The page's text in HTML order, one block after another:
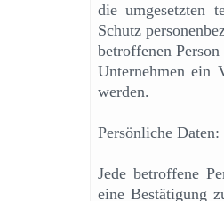
die umgesetzten
Schutz
betroffenen
Unternehmen ein
werden.
Persönliche
Jede betroffene
eine Bestätigung